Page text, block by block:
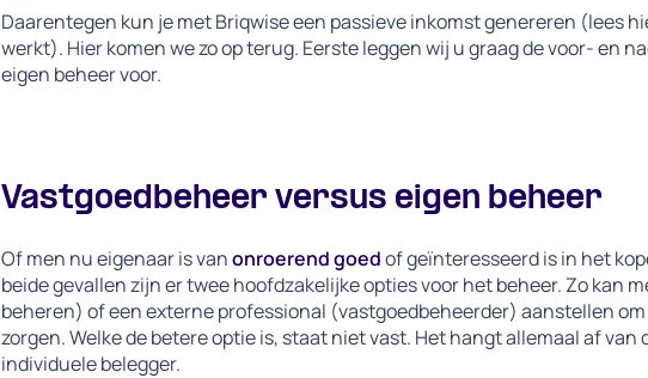
Daarentegen kun je met Briqwise een passieve inkomst genereren (lees
werkt). Hier komen we zo op terug. Eerste leggen wij u graag de voor- en
eigen beheer voor.
Vastgoedbeheer versus eigen beheer
Of men nu eigenaar is vanonroerend goedof geïnteresseerd is in het
beide gevallen zijn er twee hoofdzakelijke opties voor het beheer. Zo kan
beheren) of een externe professional (vastgoedbeheerder) aanstellen
zorgen. Welke de betere optie is, staat niet vast. Het hangt allemaal af
individuele belegger.